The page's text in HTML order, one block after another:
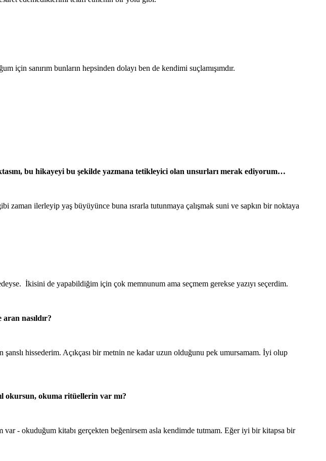
için sanırım bunların hepsinden dolayı ben de kendimi suçlamışımdır.
bu hikayeyi bu şekilde yazmana tetikleyici olan unsurları merak ediyorum…
ilerleyip yaş büyüyünce buna ısrarla tutunmaya çalışmak suni ve sapkın bir noktaya
İkisini de yapabildiğim için çok memnunum ama seçmem gerekse yazıyı seçerdim.
nasıldır?
hissederim. Açıkçası bir metnin ne kadar uzun olduğunu pek umursamam. İyi olup
okursun, okuma ritüellerin var mı?
- okuduğum kitabı gerçekten beğenirsem asla kendimde tutmam. Eğer iyi bir kitapsa bir